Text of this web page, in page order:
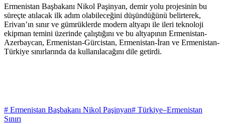
Ermenistan Başbakanı Nikol Paşinyan, demir yolu projesinin bu
süreçte atılacak ilk adım olabileceğini düşündüğünü belirterek,
Erivan’ın sınır ve gümrüklerde modern altyapı ile ileri teknoloji
ekipman temini üzerinde çalıştığını ve bu altyapının Ermenistan-
Azerbaycan, Ermenistan-Gürcistan, Ermenistan-İran ve Ermenistan-
Türkiye sınırlarında da kullanılacağını dile getirdi.
# Ermenistan Başbakanı Nikol Paşinyan# Türkiye–Ermenistan
Sınırı